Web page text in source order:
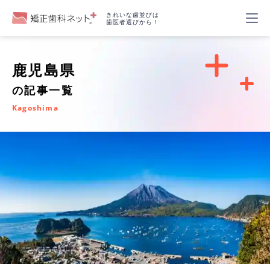
きれいな歯並びは
歯医者選びから！
鹿児島県
の記事一覧
Kagoshima